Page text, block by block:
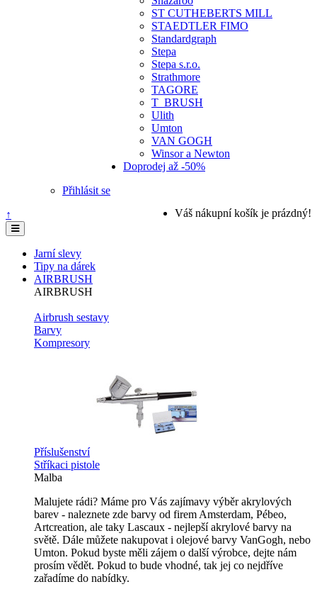
ST CUTHEBERTS MILL
STAEDTLER FIMO
Standardgraph
Stepa
Stepa s.r.o.
Strathmore
TAGORE
T_BRUSH
Ulith
Umton
VAN GOGH
Winsor a Newton
Doprodej až -50%
Váš nákupní košík je prázdný!
Přihlásit se
↑
Jarní slevy
Tipy na dárek
AIRBRUSH
AIRBRUSH
Airbrush sestavy
Barvy
Kompresory
Příslušenství
Stříkaci pistole
Malba
Malujete rádi? Máme pro Vás zajímavy výběr akrylových
barev - naleznete zde barvy od firem Amsterdam, Pébeo,
Artcreation, ale taky Lascaux - nejlepší akrylové barvy na
světě. Dále můžete nakupovat i olejové barvy VanGogh, nebo
Umton. Pokud byste měli zájem o další výrobce, dejte nám
prosím vědět. Pokud to bude vhodné, tak jej co nejdříve
zařadíme do nabídky.